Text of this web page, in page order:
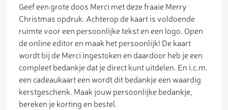
Geef een grote doos Merci met deze fraaie Merry
Christmas opdruk. Achterop de kaart is voldoende
ruimte voor een persoonlijke tekst en een logo. Open
de online editor en maak het persoonlijk! De kaart
wordt bij de Merci ingestoken en daardoor heb je een
compleet bedankje dat je direct kunt uitdelen. En i.c.m.
een cadeaukaart een wordt dit bedankje een waardig
kerstgeschenk. Maak jouw persoonlijke bedankje,
bereken je korting en bestel.